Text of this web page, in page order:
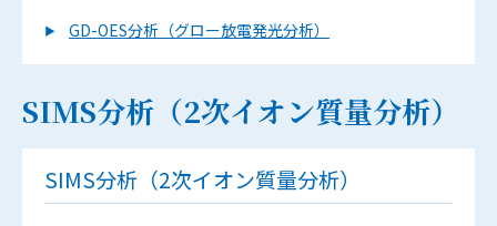
GD-OES分析（グロー放電発光分析）
SIMS分析（2次イオン質量分析）
SIMS分析（2次イオン質量分析）